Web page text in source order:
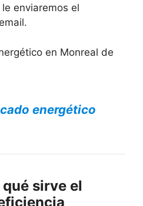
enviaremos el
en Monreal de
energético
sirve el